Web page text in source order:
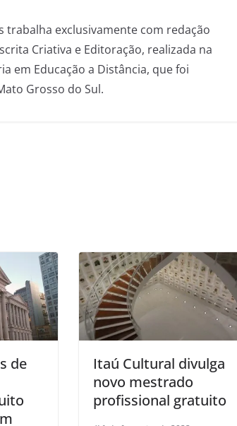
trabalha exclusivamente com redação
Criativa e Editoração, realizada na
em Educação a Distância, que foi
Grosso do Sul.
de
Itaú Cultural divulga
novo mestrado
profissional gratuito